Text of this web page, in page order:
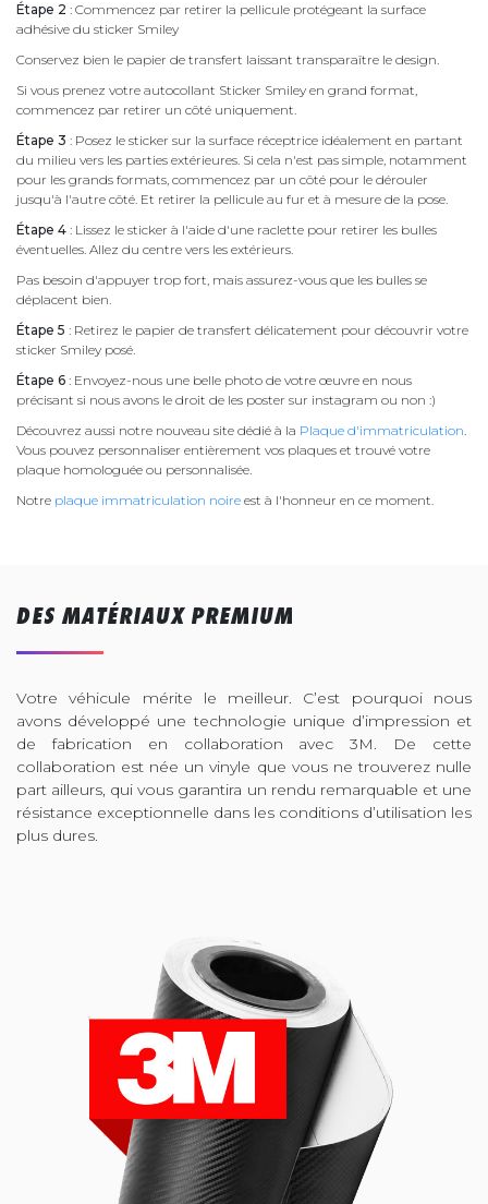
Étape 2 : Commencez par retirer la pellicule protégeant la surface
adhésive du sticker Smiley
Conservez bien le papier de transfert laissant transparaître le design.
Si vous prenez votre autocollant Sticker Smiley en grand format,
commencez par retirer un côté uniquement.
Étape 3 : Posez le sticker sur la surface réceptrice idéalement en partant
du milieu vers les parties extérieures. Si cela n'est pas simple, notamment
pour les grands formats, commencez par un côté pour le dérouler
jusqu'à l'autre côté. Et retirer la pellicule au fur et à mesure de la pose.
Étape 4 : Lissez le sticker à l'aide d'une raclette pour retirer les bulles
éventuelles. Allez du centre vers les extérieurs.
Pas besoin d'appuyer trop fort, mais assurez-vous que les bulles se
déplacent bien.
Étape 5 : Retirez le papier de transfert délicatement pour découvrir votre
sticker Smiley posé.
Étape 6 : Envoyez-nous une belle photo de votre œuvre en nous
précisant si nous avons le droit de les poster sur instagram ou non :)
Découvrez aussi notre nouveau site dédié à la Plaque d'immatriculation.
Vous pouvez personnaliser entièrement vos plaques et trouvé votre
plaque homologuée ou personnalisée.
Notre plaque immatriculation noire est à l'honneur en ce moment.
DES MATÉRIAUX PREMIUM
Votre véhicule mérite le meilleur. C’est pourquoi nous
avons développé une technologie unique d’impression et
de fabrication en collaboration avec 3M. De cette
collaboration est née un vinyle que vous ne trouverez nulle
part ailleurs, qui vous garantira un rendu remarquable et une
résistance exceptionnelle dans les conditions d’utilisation les
plus dures.